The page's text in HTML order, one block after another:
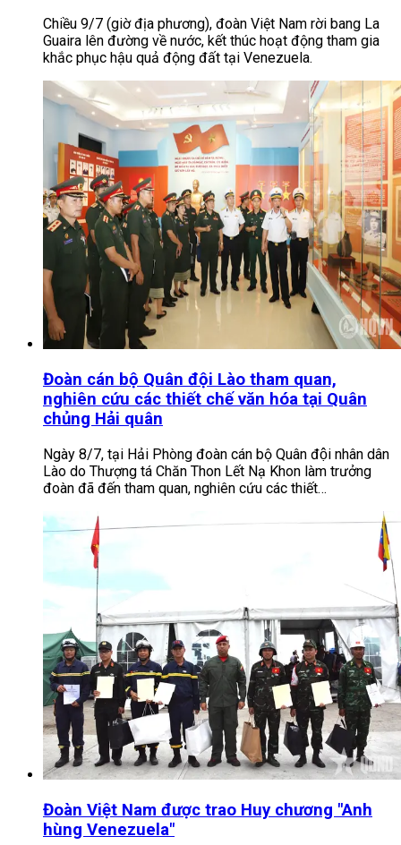
Chiều 9/7 (giờ địa phương), đoàn Việt Nam rời bang La
Guaira lên đường về nước, kết thúc hoạt động tham gia
khắc phục hậu quả động đất tại Venezuela.
Đoàn cán bộ Quân đội Lào tham quan,
nghiên cứu các thiết chế văn hóa tại Quân
chủng Hải quân
Ngày 8/7, tại Hải Phòng đoàn cán bộ Quân đội nhân dân
Lào do Thượng tá Chăn Thon Lết Nạ Khon làm trưởng
đoàn đã đến tham quan, nghiên cứu các thiết…
Đoàn Việt Nam được trao Huy chương "Anh
hùng Venezuela"